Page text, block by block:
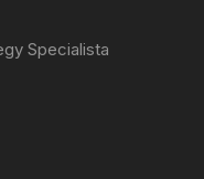
Specialista